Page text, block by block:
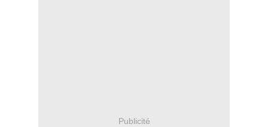
Publicité